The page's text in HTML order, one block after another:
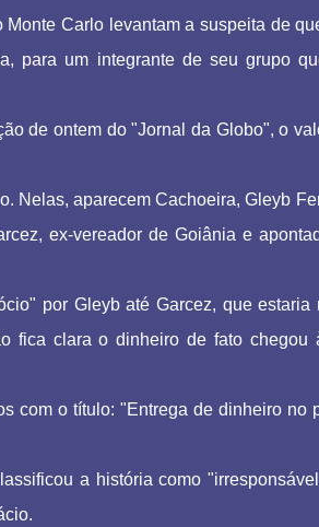
Carlo levantam a suspeita de
para um integrante de seu grupo
de ontem do "Jornal da Globo", o
Nelas, aparecem Cachoeira, Gleyb
ex-vereador de Goiânia e
por Gleyb até Garcez, que estaria
fica clara o dinheiro de fato chegou
com o título: "Entrega de dinheiro no
a história como